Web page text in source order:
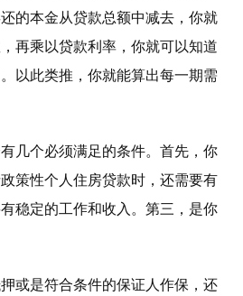
的本金从贷款总额中减去，你就
再乘以贷款利率，你就可以知道
以此类推，你就能算出每一期需
几个必须满足的条件。首先，你
策性个人住房贷款时，还需要有
稳定的工作和收入。第三，是你
或是符合条件的保证人作保，还